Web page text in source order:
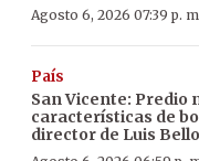
Agosto 6, 2026 07:39 p.
País
San Vicente: Predio
características de
director de Luis Bello